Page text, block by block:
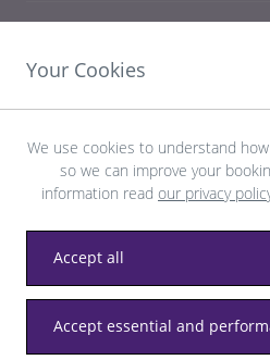
Laden Sie die LHR-App
Datenschutz Allgemeine
Your Cookies
We use cookies to understand
so we can improve your
information read our privacy
Accept all
Accept essential and